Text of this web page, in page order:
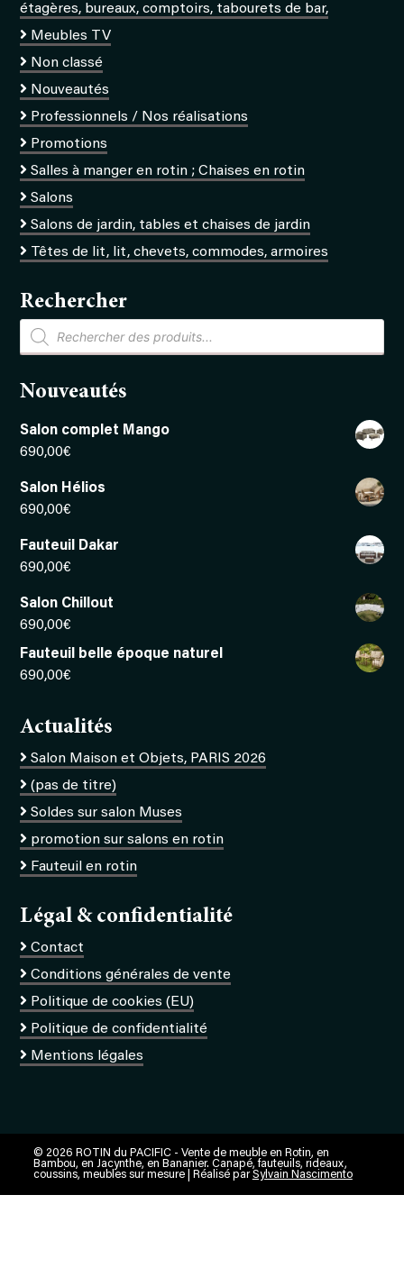
étagères, bureaux, comptoirs, tabourets de bar,
Meubles TV
Non classé
Nouveautés
Professionnels / Nos réalisations
Promotions
Salles à manger en rotin ; Chaises en rotin
Salons
Salons de jardin, tables et chaises de jardin
Têtes de lit, lit, chevets, commodes, armoires
Rechercher
Recherche
de
produits
Nouveautés
Salon complet Mango
690,00€
Salon Hélios
690,00€
Fauteuil Dakar
690,00€
Salon Chillout
690,00€
Fauteuil belle époque naturel
690,00€
Actualités
Salon Maison et Objets, PARIS 2026
(pas de titre)
Soldes sur salon Muses
promotion sur salons en rotin
Fauteuil en rotin
Légal & confidentialité
Contact
Conditions générales de vente
Politique de cookies (EU)
Politique de confidentialité
Mentions légales
© 2026 ROTIN du PACIFIC - Vente de meuble en Rotin, en
Bambou, en Jacynthe, en Bananier. Canapé, fauteuils, rideaux,
coussins, meubles sur mesure | Réalisé parSylvain Nascimento